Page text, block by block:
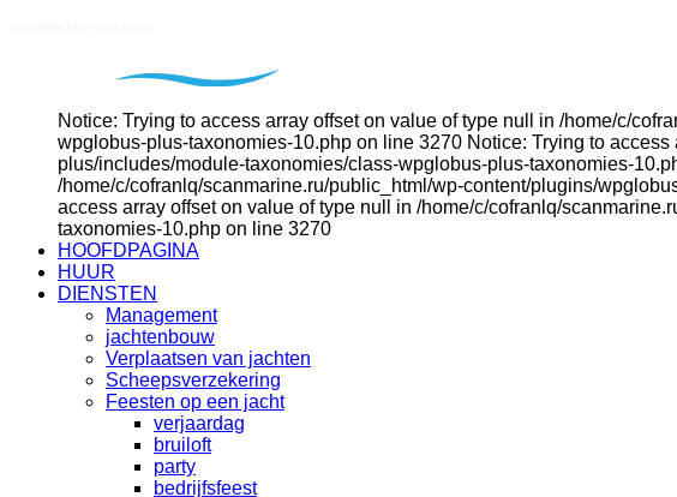
Notice: Trying to access array offset on value of type null in /home/c/
wpglobus-plus-taxonomies-10.php on line 3270 Notice: Trying to
plus/includes/module-taxonomies/class-wpglobus-plus-taxonomies-
/home/c/cofranlq/scanmarine.ru/public_html/wp-content/plugins/
access array offset on value of type null in /home/c/cofranlq/
taxonomies-10.php on line 3270
HOOFDPAGINA
HUUR
DIENSTEN
Management
jachtenbouw
Verplaatsen van jachten
Scheepsverzekering
Feesten op een jacht
verjaardag
bruiloft
party
bedrijfsfeest